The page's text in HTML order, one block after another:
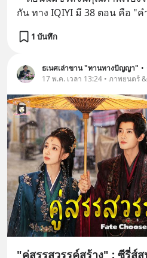
กัน ทาง IQIYI มี 38 ตอน คือ "
1 บันทึก
ธเนศเล่าขาน "ทานทางปัญญา" •
17 พ.ค. เวลา 13:24 • ภาพยนตร์
"คู่สรรสวรรค์สร้าง" : ซีรี่ส์สนุกสะท้อนแง่คิดที่เป็น